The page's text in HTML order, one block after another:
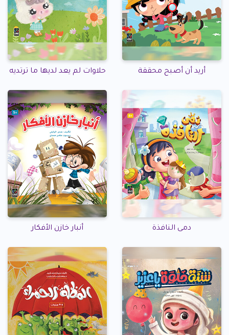
أريد أن أصبح محققة حلاوات لم يعد لديها ما ترتديه
دمى النافذة أنبار خازن الأفكار